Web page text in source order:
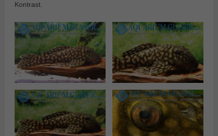
Kontrast.